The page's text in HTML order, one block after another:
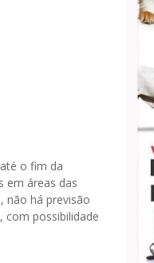
o fim da
em áreas das
não há previsão
com possibilidade